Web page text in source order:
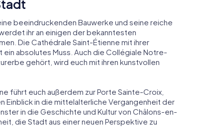
beeindruckenden Bauwerke und seine reiche
ihr an einigen der bekanntesten
Die Cathédrale Saint-Étienne mit ihrer
absolutes Muss. Auch die Collégiale Notre-
gehört, wird euch mit ihren kunstvollen
führt euch außerdem zur Porte Sainte-Croix,
Einblick in die mittelalterliche Vergangenheit der
in die Geschichte und Kultur von Châlons-en-
die Stadt aus einer neuen Perspektive zu